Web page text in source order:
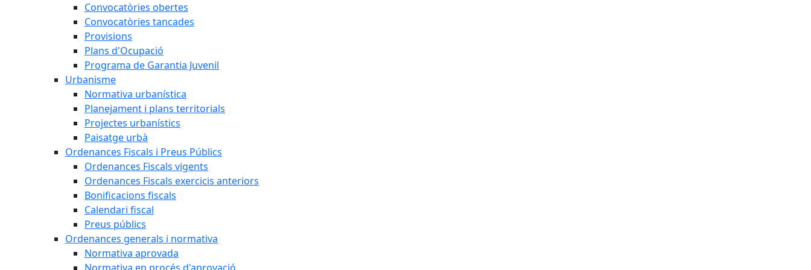
Convocatòries obertes
Convocatòries tancades
Provisions
Plans d'Ocupació
Programa de Garantia Juvenil
Urbanisme
Normativa urbanística
Planejament i plans territorials
Projectes urbanístics
Paisatge urbà
Ordenances Fiscals i Preus Públics
Ordenances Fiscals vigents
Ordenances Fiscals exercicis anteriors
Bonificacions fiscals
Calendari fiscal
Preus públics
Ordenances generals i normativa
Normativa aprovada